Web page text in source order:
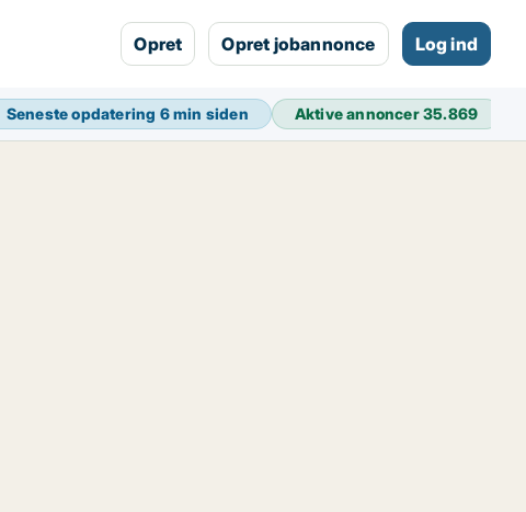
Opret Opret jobannonce Log ind
Seneste opdatering 6 min siden Aktive annoncer35.869